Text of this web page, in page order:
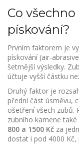
Co
pískování?
Prvním faktorem je
pískování
šetrnější výsledky.
účtuje vyšší částku
Druhý faktor je
přední část úsměvu,
ošetření všech zubů.
zubního kamene
800 a 1500 Kč za
dostat i pod 4000